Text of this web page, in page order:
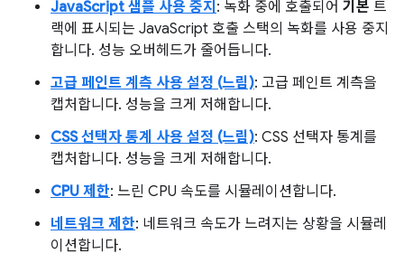
JavaScript 샘플 사용 중지 : 녹화 중에 호출되어 기본 트
랙에 표시되는 JavaScript 호출 스택의 녹화를 사용 중지
합니다. 성능 오버헤드가 줄어듭니다.
고급 페인트 계측 사용 설정 (느림): 고급 페인트 계측을
캡처합니다. 성능을 크게 저해합니다.
CSS 선택자 통계 사용 설정 (느림): CSS 선택자 통계를
캡처합니다. 성능을 크게 저해합니다.
CPU 제한: 느린 CPU 속도를 시뮬레이션합니다.
네트워크 제한: 네트워크 속도가 느려지는 상황을 시뮬레
이션합니다.